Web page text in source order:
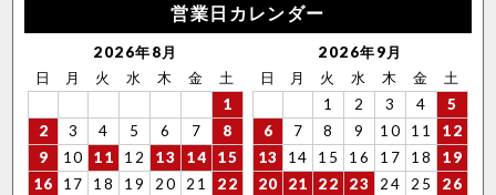
営業日カレンダー
2026年8月
日
月 火 水 木 金
土
1
2
3 4 5 6 7
8
9
10 11 12 13 14
15
16
17 18 19 20 21
22
2026年9月
日
月 火 水 木 金
土
1
2 3 4
5
6
7 8 9 10 11
12
13
14 15 16 17 18
19
20
21 22 23 24 25
26